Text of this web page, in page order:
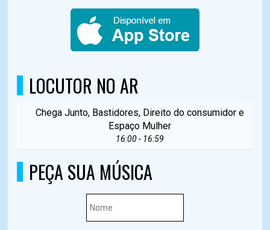
LOCUTOR NO AR
Chega Junto, Bastidores, Direito do consumidor e
Espaço Mulher
16:00 - 16:59
PEÇA SUA MÚSICA